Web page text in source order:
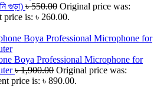
গুড়া) ৳550.00 Original price was:
price is: ৳ 260.00.
Boya Professional Microphone for
৳1,900.00 Original price was:
price is: ৳ 890.00.